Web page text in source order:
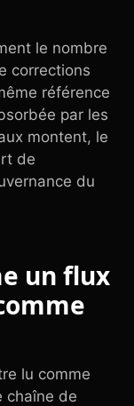
le nombre
corrections
référence
par les
montent, le
de
du
un flux
lu comme
chaîne de